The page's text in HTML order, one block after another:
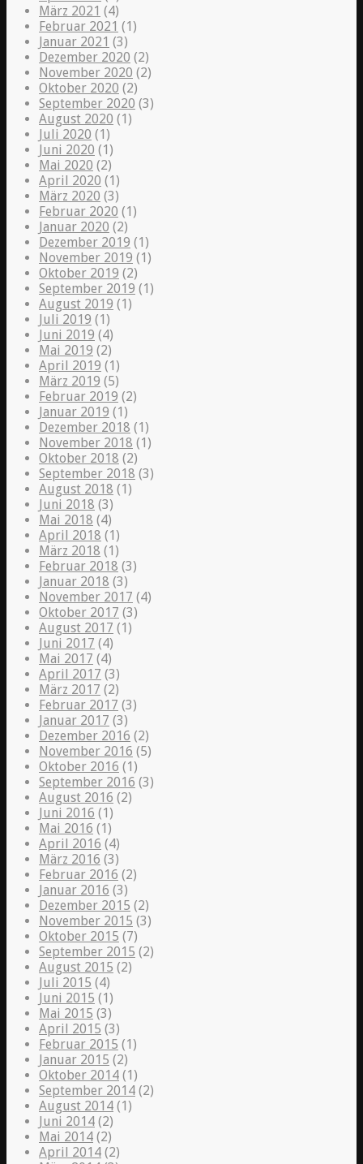
März 2021 (4)
Februar 2021 (1)
Januar 2021 (3)
Dezember 2020 (2)
November 2020 (2)
Oktober 2020 (2)
September 2020 (3)
August 2020 (1)
Juli 2020 (1)
Juni 2020 (1)
Mai 2020 (2)
April 2020 (1)
März 2020 (3)
Februar 2020 (1)
Januar 2020 (2)
Dezember 2019 (1)
November 2019 (1)
Oktober 2019 (2)
September 2019 (1)
August 2019 (1)
Juli 2019 (1)
Juni 2019 (4)
Mai 2019 (2)
April 2019 (1)
März 2019 (5)
Februar 2019 (2)
Januar 2019 (1)
Dezember 2018 (1)
November 2018 (1)
Oktober 2018 (2)
September 2018 (3)
August 2018 (1)
Juni 2018 (3)
Mai 2018 (4)
April 2018 (1)
März 2018 (1)
Februar 2018 (3)
Januar 2018 (3)
November 2017 (4)
Oktober 2017 (3)
August 2017 (1)
Juni 2017 (4)
Mai 2017 (4)
April 2017 (3)
März 2017 (2)
Februar 2017 (3)
Januar 2017 (3)
Dezember 2016 (2)
November 2016 (5)
Oktober 2016 (1)
September 2016 (3)
August 2016 (2)
Juni 2016 (1)
Mai 2016 (1)
April 2016 (4)
März 2016 (3)
Februar 2016 (2)
Januar 2016 (3)
Dezember 2015 (2)
November 2015 (3)
Oktober 2015 (7)
September 2015 (2)
August 2015 (2)
Juli 2015 (4)
Juni 2015 (1)
Mai 2015 (3)
April 2015 (3)
Februar 2015 (1)
Januar 2015 (2)
Oktober 2014 (1)
September 2014 (2)
August 2014 (1)
Juni 2014 (2)
Mai 2014 (2)
April 2014 (2)